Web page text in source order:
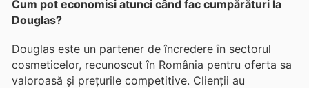
Cum pot economisi atunci când fac cumpărături la
Douglas?
Douglas este un partener de încredere în sectorul
cosmeticelor, recunoscut în România pentru oferta sa
valoroasă și prețurile competitive. Clienții au